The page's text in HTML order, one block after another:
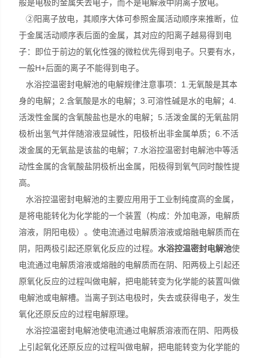
般是电极的金属失去电子，而不是电解液中阴离子放电。
②阳离子放电，其顺序大体可参照金属活动顺序来推断，位
于金属活动顺序表后面的金属，其对应的阳离子越易得到电
子：即位于前边的氧化性强的微粒优先得到电子。只要有水，
一般H+后面的离子不能得到电子。
水浴控温密封电解池的电解规律注意事项：1.无氧酸是其本
身的电解；2.含氧酸是水的电解；3.可溶性碱是水的电解；4.
活泼性金属的含氧酸盐也是水的电解；5.活泼金属的无氧盐阴
极析出氢气并伴随溶液显碱性，阳极析出非金属单质；6.不活
泼金属的无氧盐是该盐的电解；7.水浴控温密封电解池中等活
动性金属的含氧酸盐阴极析出金属，阳极得到氧气同时酸性提
高。
水浴控温密封电解池的主要应用用于工业制纯度高的金属，
是将电能转化为化学能的一个装置（构成：外加电源，电解质
溶液，阴阳电极）。使电流通过电解质溶液或熔融电解质而在
阴，阳两极引起还原氧化反应的过程。 水浴控温密封电解池使
电流通过电解质溶液或熔融的电解质而在阴、阳两极上引起还
原氧化反应的过程叫做电解，把电能转变为化学能的装置叫做
电解池或电解槽。当离子到达电极时，失去或获得电子，发生
氧化还原反应的过程电解原理。
水浴控温密封电解池使电流通过电解质溶液而在阴、阳两极
上引起氧化还原反应的过程叫做电解，把电能转变为化学能的